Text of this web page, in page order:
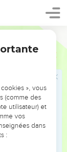
Ô Dieu
De notre
Il se revêt
peuples.
angoissés à la
le levant et le
Tu la
débordent, Tu
», vous
(comme des
utilisateur) et
vos
dans
: